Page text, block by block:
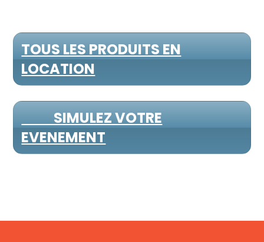
TOUS LES PRODUITS EN
LOCATION
SIMULEZ VOTRE
EVENEMENT